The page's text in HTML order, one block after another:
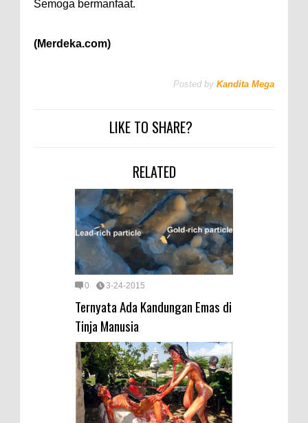
Semoga bermanfaat.
(Merdeka.com)
Posted by Kandita Mega
LIKE TO SHARE?
RELATED
0 3-24-2015
Ternyata Ada Kandungan Emas di
Tinja Manusia